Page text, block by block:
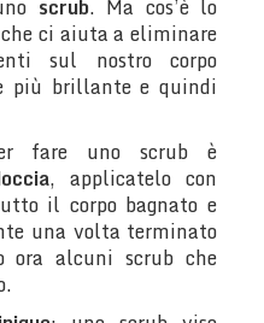
scrub. Ma cos’è lo
ci aiuta a eliminare
sul nostro corpo
più brillante e quindi
fare uno scrub è
, applicatelo con
il corpo bagnato e
una volta terminato
ora alcuni scrub che